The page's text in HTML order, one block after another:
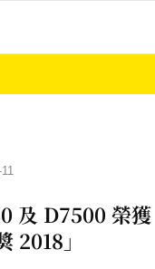
D7500 榮獲
2018」